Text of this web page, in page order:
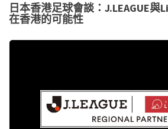
日本香港足球會談：J.LEAGUE
在香港的可能性